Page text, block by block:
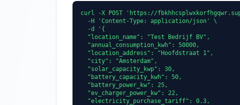
curl -X POST 'https://
  -H 'Content-Type: application/json' \
  -d '{
  "location_name": "Test Bedrijf BV",
  "annual_consumption_kwh": 50000,
  "location_address": "Hoofdstraat 1",
  "city": "Amsterdam",
  "solar_capacity_kwp": 30,
  "battery_capacity_kwh": 50,
  "battery_power_kw": 25,
  "ev_charger_power_kw": 22,
  "electricity_purchase_tariff": 0.3,